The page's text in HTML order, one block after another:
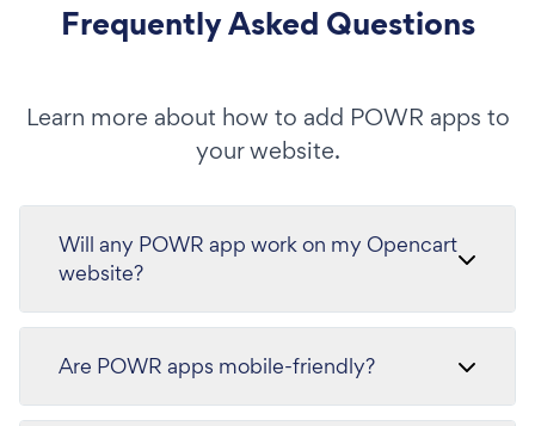
Frequently Asked Questions
Learn more about how to add POWR apps to
your website.
Will any POWR app work on my Opencart
website?
Are POWR apps mobile-friendly?